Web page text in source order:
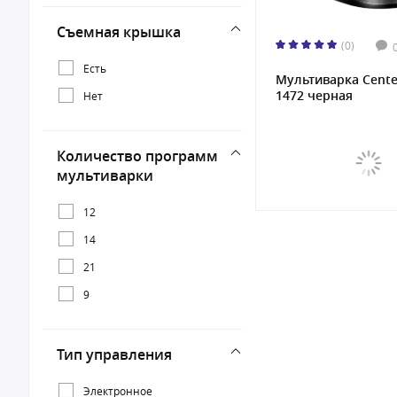
Съемная крышка
Есть
Нет
Количество программ
мультиварки
12
14
21
9
Тип управления
Электронное
(0) 0
Мультиварка
1472 черная